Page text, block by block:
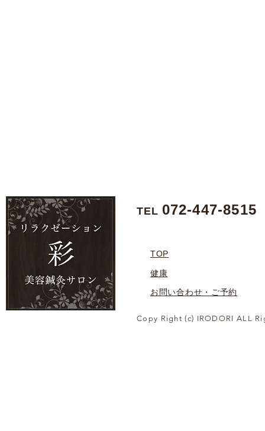
TEL 072-447-8515
TOP
健康
お問い合わせ・ご予約
Copy Right (c) IRODORI ALL